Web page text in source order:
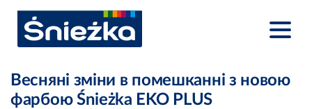
Весняні зміни в помешканні з новою
фарбою Śnieżka EKO PLUS